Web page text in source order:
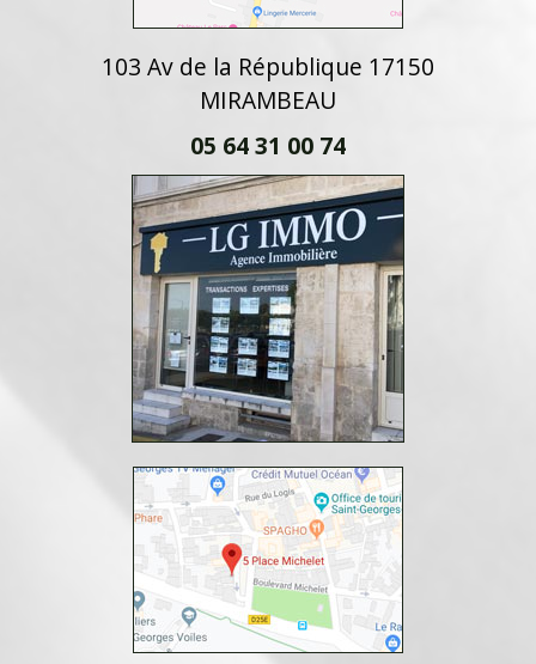
103 Av de la République 17150
MIRAMBEAU
05 64 31 00 74